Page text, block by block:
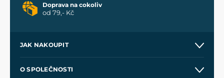
Doprava na cokoliv
od 79,- Kč
JAK NAKOUPIT
O SPOLEČNOSTI